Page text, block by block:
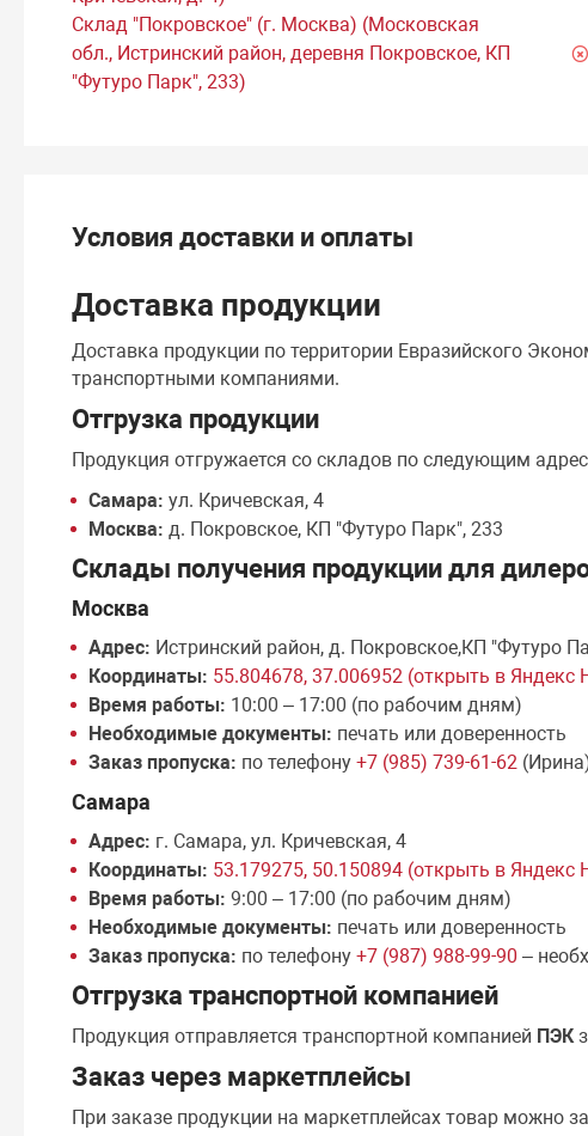
Склад "Покровское" (г. Москва) (Московская
обл., Истринский район, деревня Покровское, КП
"Футуро Парк", 233)
Условия доставки и оплаты
Доставка продукции
Доставка продукции по территории Евразийского
транспортными компаниями.
Отгрузка продукции
Продукция отгружается со складов по следующим
Самара: ул. Кричевская, 4
Москва: д. Покровское, КП "Футуро Парк", 233
Склады получения продукции для
Москва
Адрес: Истринский район, д. Покровское,КП "Футуро
Координаты: 55.804678, 37.006952 (открыть в Яндекс
Время работы: 10:00 – 17:00 (по рабочим дням)
Необходимые документы: печать или доверенность
Заказ пропуска: по телефону+7 (985) 739-61-62
Самара
Адрес: г. Самара, ул. Кричевская, 4
Координаты: 53.179275, 50.150894 (открыть в Яндекс
Время работы: 9:00 – 17:00 (по рабочим дням)
Необходимые документы: печать или доверенность
Заказ пропуска: по телефону+7 (987) 988-99-90 –
Отгрузка транспортной компанией
Продукция отправляется транспортной компанией ПЭК
Заказ через маркетплейсы
При заказе продукции на маркетплейсах товар можно